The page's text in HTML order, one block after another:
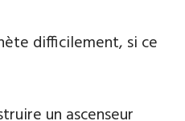
difficilement, si ce
un ascenseur